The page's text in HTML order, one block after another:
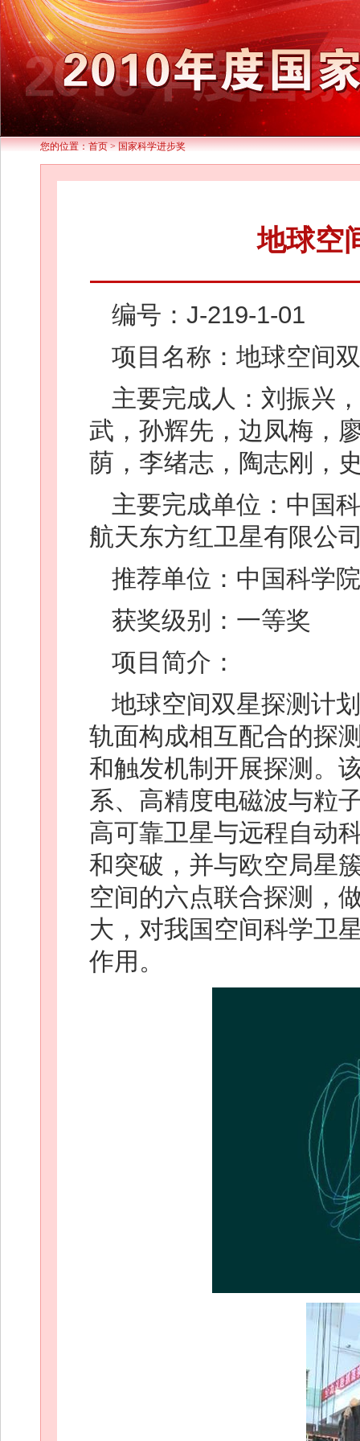
您的位置：首页>国家科学进步奖
地球空
编号：J-219-1-01
项目名称：地球空间
主要完成人：刘振兴
武，孙辉先，边凤梅，
荫，李绪志，陶志刚，
主要完成单位：中国
航天东方红卫星有限公
推荐单位：中国科学
获奖级别：一等奖
项目简介：
地球空间双星探测计
轨面构成相互配合的探
和触发机制开展探测。
系、高精度电磁波与粒
高可靠卫星与远程自动
和突破，并与欧空局星
空间的六点联合探测，
大，对我国空间科学卫
作用。